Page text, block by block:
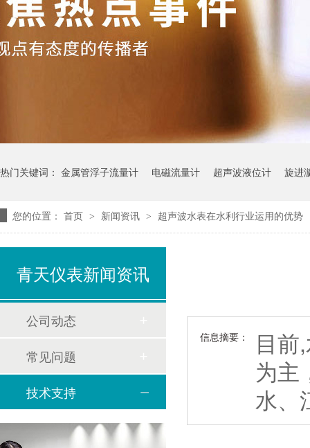
热门关键词： 金属管浮子流量计 电磁流量计 超声波液位计 旋进
您的位置： 首页 > 新闻资讯 > 超声波水表在水利行业运用的优势
信息摘要：
目前
为主
水、
青天仪表新闻资讯
公司动态
常见问题
技术支持